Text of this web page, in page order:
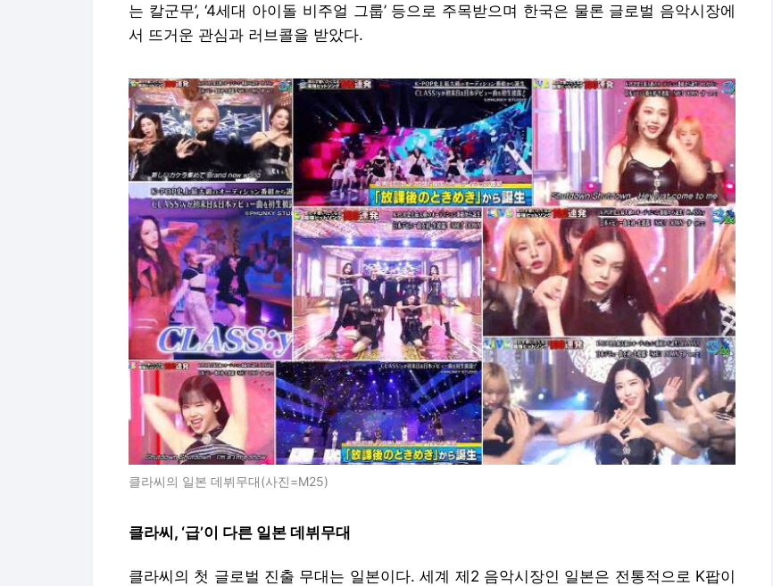
는 칼군무’, ‘4세대 아이돌 비주얼 그룹’ 등으로 주목받으며 한국은 물론 글로벌 음악시장에
서 뜨거운 관심과 러브콜을 받았다.
클라씨의 일본 데뷔무대(사진=M25)
클라씨, ‘급’이 다른 일본 데뷔무대
클라씨의 첫 글로벌 진출 무대는 일본이다. 세계 제2 음악시장인 일본은 전통적으로 K팝이